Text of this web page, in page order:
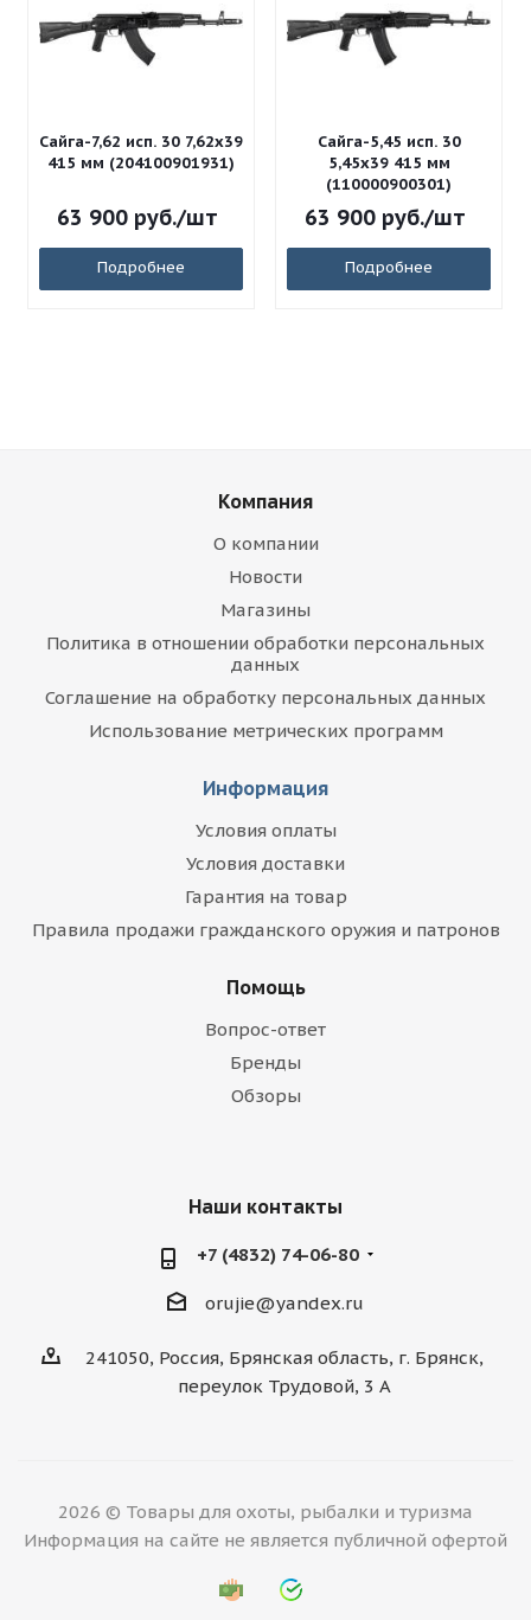
Сайга-7,62 исп. 30 7,62x39
415 мм (204100901931)
63 900руб./шт
Подробнее
Сайга-5,45 исп. 30
5,45x39 415 мм
(110000900301)
63 900руб./шт
Подробнее
Компания
О компании
Новости
Магазины
Политика в отношении обработки персональных
данных
Соглашение на обработку персональных данных
Использование метрических программ
Информация
Условия оплаты
Условия доставки
Гарантия на товар
Правила продажи гражданского оружия и патронов
Помощь
Вопрос-ответ
Бренды
Обзоры
Наши контакты
+7 (4832) 74-06-80
orujie@yandex.ru
241050, Россия, Брянская область, г. Брянск,
переулок Трудовой, 3 А
2026 © Товары для охоты, рыбалки и туризма
Информация на сайте не является публичной офертой